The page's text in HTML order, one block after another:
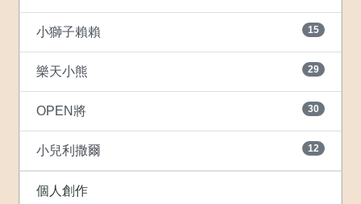
小獅子賴賴 15
樂天小熊 29
OPEN將 30
小兒利撒爾 12
個人創作